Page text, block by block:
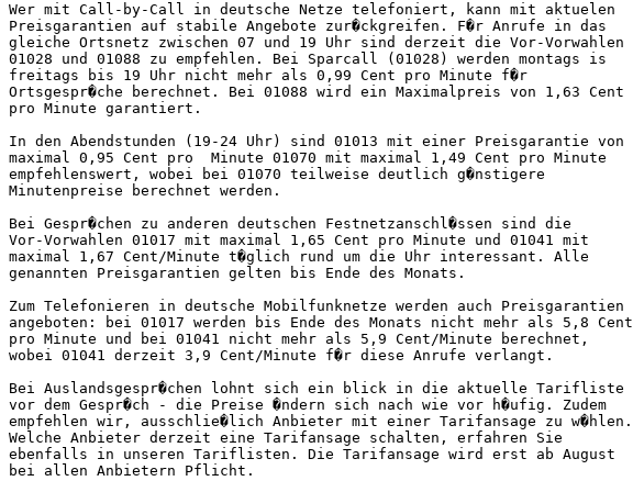
Wer mit Call-by-Call in deutsche Netze telefoniert, kann mit aktuelen
Preisgarantien auf stabile Angebote zur�ckgreifen. F�r Anrufe in das
gleiche Ortsnetz zwischen 07 und 19 Uhr sind derzeit die Vor-Vorwahlen
01028 und 01088 zu empfehlen. Bei Sparcall (01028) werden montags is
freitags bis 19 Uhr nicht mehr als 0,99 Cent pro Minute f�r
Ortsgespr�che berechnet. Bei 01088 wird ein Maximalpreis von 1,63 Cent
pro Minute garantiert.
In den Abendstunden (19-24 Uhr) sind 01013 mit einer Preisgarantie von
maximal 0,95 Cent pro  Minute 01070 mit maximal 1,49 Cent pro Minute
empfehlenswert, wobei bei 01070 teilweise deutlich g�nstigere
Minutenpreise berechnet werden.
Bei Gespr�chen zu anderen deutschen Festnetzanschl�ssen sind die
Vor-Vorwahlen 01017 mit maximal 1,65 Cent pro Minute und 01041 mit
maximal 1,67 Cent/Minute t�glich rund um die Uhr interessant. Alle
genannten Preisgarantien gelten bis Ende des Monats.
Zum Telefonieren in deutsche Mobilfunknetze werden auch Preisgarantien
angeboten: bei 01017 werden bis Ende des Monats nicht mehr als 5,8 Cent
pro Minute und bei 01041 nicht mehr als 5,9 Cent/Minute berechnet,
wobei 01041 derzeit 3,9 Cent/Minute f�r diese Anrufe verlangt.
Bei Auslandsgespr�chen lohnt sich ein blick in die aktuelle Tarifliste
vor dem Gespr�ch - die Preise �ndern sich nach wie vor h�ufig. Zudem
empfehlen wir, ausschlie�lich Anbieter mit einer Tarifansage zu w�hlen.
Welche Anbieter derzeit eine Tarifansage schalten, erfahren Sie
ebenfalls in unseren Tariflisten. Die Tarifansage wird erst ab August
bei allen Anbietern Pflicht.